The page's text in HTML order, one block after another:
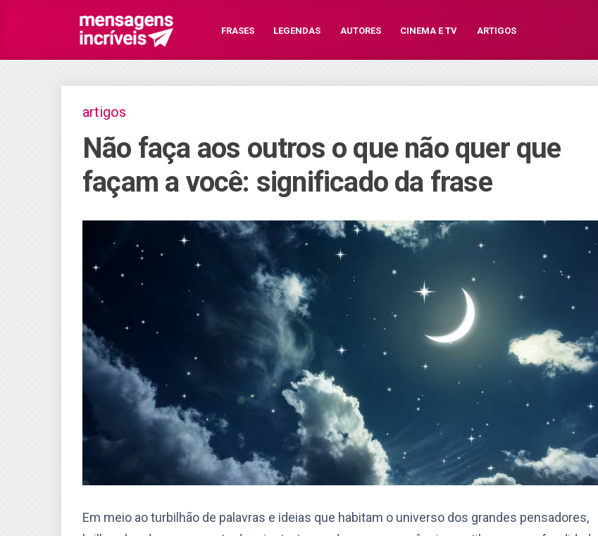
FRASES LEGENDAS AUTORES CINEMA E TV ARTIGOS
artigos
Não faça aos outros o que não quer que
façam a você: significado da frase
Em meio ao turbilhão de palavras e ideias que habitam o universo dos grandes pensadores,